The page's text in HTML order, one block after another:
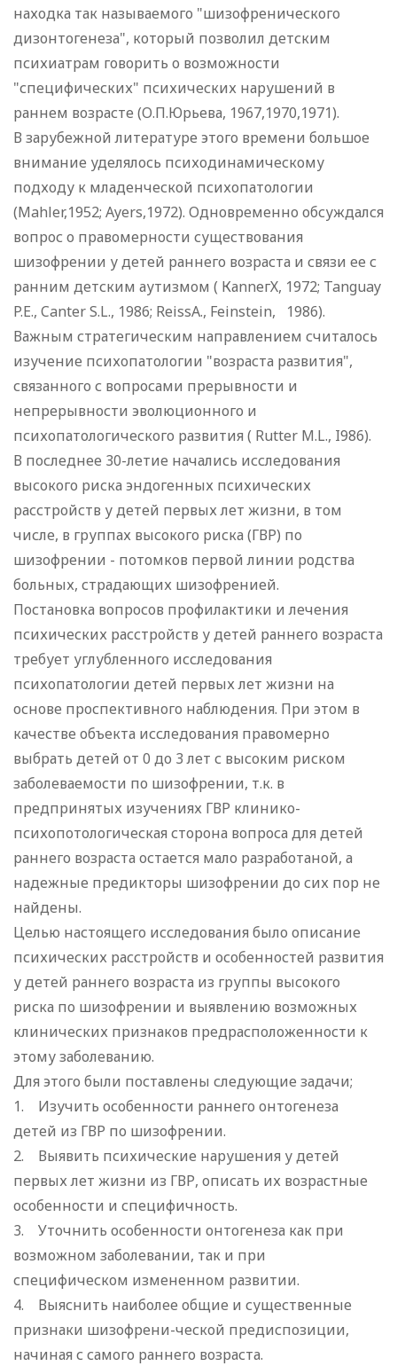
находка так называемого "шизофренического
дизонтогенеза", который позволил детским
психиатрам говорить о возможности
"специфических" психических нарушений в
раннем возрасте (О.П.Юрьева, 1967,1970,1971).
В зарубежной литературе этого времени большое
внимание уделялось психодинамическому
подходу к младенческой психопатологии
(Mahler,1952; Ayers,1972). Одновременно обсуждался
вопрос о правомерности существования
шизофрении у детей раннего возраста и связи ее с
ранним детским аутизмом ( КаnnегХ, 1972; Tanguay
P.E., Canter S.L., 1986; ReissA., Feinstein, 1986).
Важным стратегическим направлением считалось
изучение психопатологии "возраста развития",
связанного с вопросами прерывности и
непрерывности эволюционного и
психопатологического развития ( Rutter M.L., I986).
В последнее 30-летие начались исследования
высокого риска эндогенных психических
расстройств у детей первых лет жизни, в том
числе, в группах высокого риска (ГВР) по
шизофрении - потомков первой линии родства
больных, страдающих шизофренией.
Постановка вопросов профилактики и лечения
психических расстройств у детей раннего возраста
требует углубленного исследования
психопатологии детей первых лет жизни на
основе проспективного наблюдения. При этом в
качестве объекта исследования правомерно
выбрать детей от 0 до 3 лет с высоким риском
заболеваемости по шизофрении, т.к. в
предпринятых изучениях ГВР клинико-
психопотологическая сторона вопроса для детей
раннего возраста остается мало разработаной, а
надежные предикторы шизофрении до сих пор не
найдены.
Целью настоящего исследования было описание
психических расстройств и особенностей развития
у детей раннего возраста из группы высокого
риска по шизофрении и выявлению возможных
клинических признаков предрасположенности к
этому заболеванию.
Для этого были поставлены следующие задачи;
1. Изучить особенности раннего онтогенеза
детей из ГВР по шизофрении.
2. Выявить психические нарушения у детей
первых лет жизни из ГВР, описать их возрастные
особенности и специфичность.
3. Уточнить особенности онтогенеза как при
возможном заболевании, так и при
специфическом измененном развитии.
4. Выяснить наиболее общие и существенные
признаки шизофрени-ческой предиспозиции,
начиная с самого раннего возраста.